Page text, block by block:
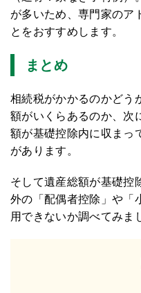
が多いため、専門家のア
とをおすすめします。
まとめ
相続税がかかるのかどう
額がいくらあるのか、次
額が基礎控除内に収まっ
があります。
そして遺産総額が基礎控
外の「配偶者控除」や「
用できないか調べてみま